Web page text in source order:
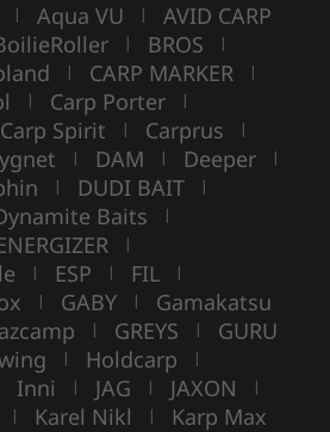
| Aqua VU | AVID CARP
| BROS |
| CARP MARKER |
| Carp Porter |
Carp Spirit | Carprus |
| DAM | Deeper |
| DUDI BAIT |
Baits |
|
| ESP | FIL |
| GABY | Gamakatsu
| GREYS | GURU
| Holdcarp |
Inni | JAG | JAXON |
| Karel Nikl | Karp Max